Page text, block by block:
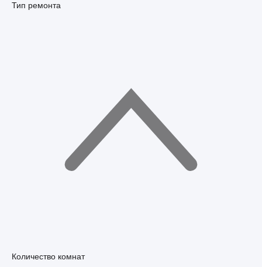
Тип ремонта
Количество комнат